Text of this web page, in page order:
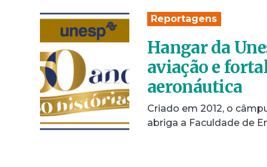
Reportagens
Hangar da
aviação e
aeronáutica
Criado em 2012, o
abriga a Faculdade de